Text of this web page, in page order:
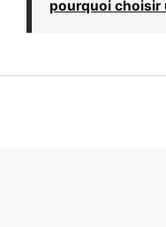
pourquoi choisir